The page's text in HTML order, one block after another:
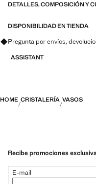
DETALLES, COMPOSICIÓN Y
DISPONIBILIDAD EN TIENDA
Pregunta por envíos,
ASSISTANT
HOME CRISTALERÍA VASOS
Recibe promociones
E-mail